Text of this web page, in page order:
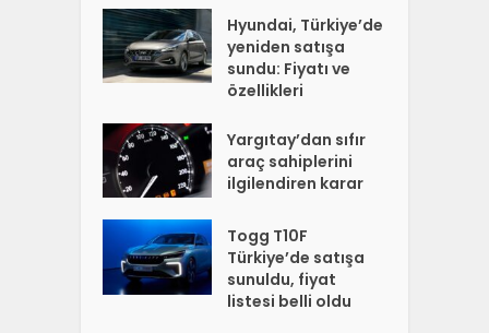
Hyundai, Türkiye’de
yeniden satışa
sundu: Fiyatı ve
özellikleri
Yargıtay’dan sıfır
araç sahiplerini
ilgilendiren karar
Togg T10F
Türkiye’de satışa
sunuldu, fiyat
listesi belli oldu